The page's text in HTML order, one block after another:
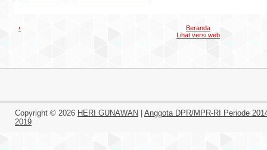
‹
Beranda
Lihat versi web
Copyright © 2026 HERI GUNAWAN
Anggota DPR/MPR-RI Periode
2019